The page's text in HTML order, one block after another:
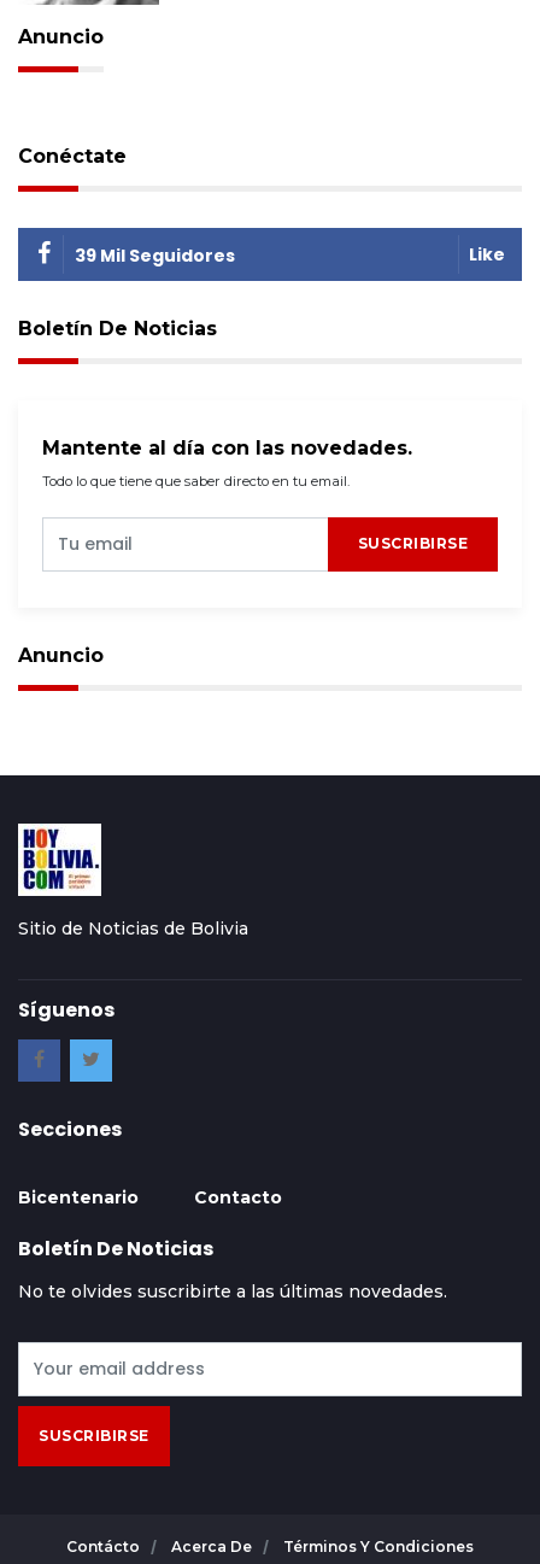
Anuncio
Conéctate
39 Mil Seguidores Like
Boletín De Noticias
Mantente al día con las novedades.
Todo lo que tiene que saber directo en tu email.
SUSCRIBIRSE
Anuncio
Sitio de Noticias de Bolivia
Síguenos
Secciones
Bicentenario Contacto
Boletín De Noticias
No te olvides suscribirte a las últimas novedades.
SUSCRIBIRSE
Contácto Acerca De Términos Y Condiciones